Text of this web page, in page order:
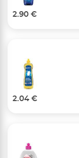
2.90 €
2.04 €